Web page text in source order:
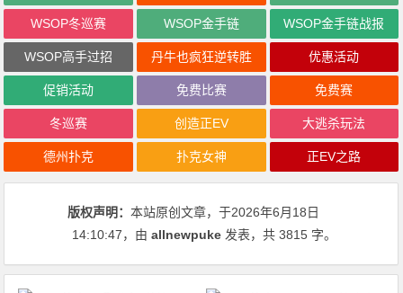
WSOP冬巡赛 WSOP金手链 WSOP金手链战报
WSOP高手过招 丹牛也疯狂逆转胜 优惠活动
促销活动 免费比赛 免费赛
冬巡赛 创造正EV 大逃杀玩法
德州扑克 扑克女神 正EV之路
版权声明：本站原创文章，于2026年6月18日
14:10:47，由allnewpuke 发表，共 3815 字。